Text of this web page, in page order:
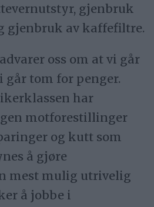
gjenbruk
gjenbruk av kaffefiltre.
oss om at vi går
tom for penger.
har
motforestillinger
og kutt som
å gjøre
mest mulig utrivelig
å jobbe i